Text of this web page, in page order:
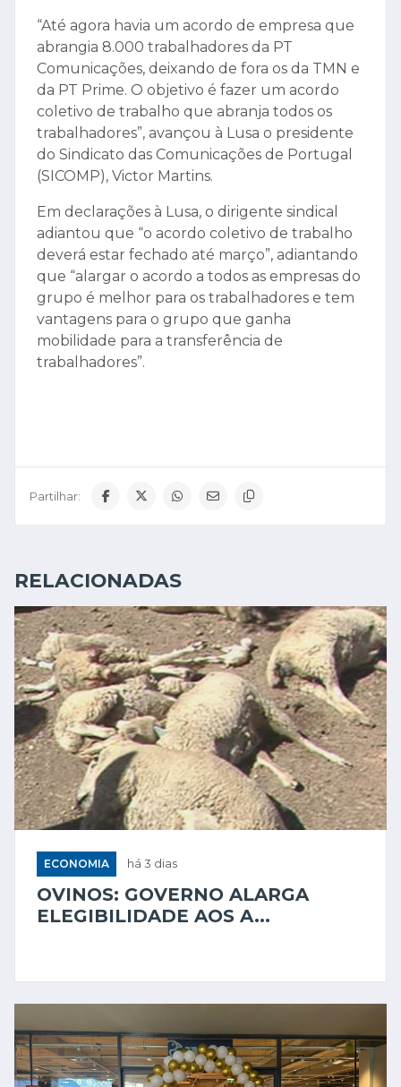
“Até agora havia um acordo de empresa que
abrangia 8.000 trabalhadores da PT
Comunicações, deixando de fora os da TMN e
da PT Prime. O objetivo é fazer um acordo
coletivo de trabalho que abranja todos os
trabalhadores”, avançou à Lusa o presidente
do Sindicato das Comunicações de Portugal
(SICOMP), Victor Martins.
Em declarações à Lusa, o dirigente sindical
adiantou que “o acordo coletivo de trabalho
deverá estar fechado até março”, adiantando
que “alargar o acordo a todos as empresas do
grupo é melhor para os trabalhadores e tem
vantagens para o grupo que ganha
mobilidade para a transferência de
trabalhadores”.
Partilhar:
RELACIONADAS
ECONOMIA há 3 dias
OVINOS: GOVERNO ALARGA
ELEGIBILIDADE AOS A...